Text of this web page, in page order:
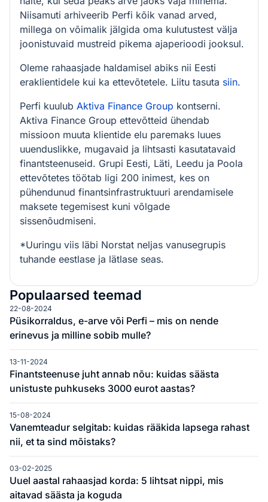
Niisamuti arhiveerib Perfi kõik vanad arved,
millega on võimalik jälgida oma kulutustest välja
joonistuvaid mustreid pikema ajaperioodi jooksul.
Oleme rahaasjade haldamisel abiks nii Eesti
eraklientidele kui ka ettevõtetele. Liitu tasuta siin.
Perfi kuulub Aktiva Finance Group kontserni.
Aktiva Finance Group ettevõtteid ühendab
missioon muuta klientide elu paremaks luues
uuenduslikke, mugavaid ja lihtsasti kasutatavaid
finantsteenuseid. Grupi Eesti, Läti, Leedu ja Poola
ettevõtetes töötab ligi 200 inimest, kes on
pühendunud finantsinfrastruktuuri arendamisele
maksete tegemisest kuni võlgade
sissenõudmiseni.
*Uuringu viis läbi Norstat neljas vanusegrupis
tuhande eestlase ja lätlase seas.
Populaarsed teemad
22-08-2024
Püsikorraldus, e-arve või Perfi – mis on nende
erinevus ja milline sobib mulle?
13-11-2024
Finantsteenuse juht annab nõu: kuidas säästa
unistuste puhkuseks 3000 eurot aastas?
15-08-2024
Vanemteadur selgitab: kuidas rääkida lapsega rahast
nii, et ta sind mõistaks?
03-02-2025
Uuel aastal rahaasjad korda: 5 lihtsat nippi, mis
aitavad säästa ja koguda